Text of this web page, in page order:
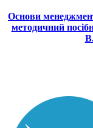
Основи
методичний